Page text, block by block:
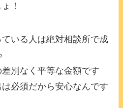
！
いる人は絶対相談所で成
別なく平等な金額です
必須だから安心なんです